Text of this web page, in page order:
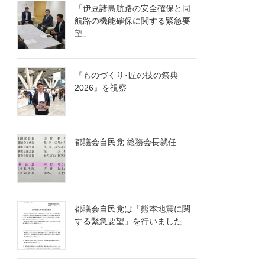
「伊豆諸島航路の安全確保と同
航路の機能確保に関する緊急要
望」
『ものづくり･匠の技の祭典
2026』を視察
都議会自民党 総務会長就任
都議会自民党は「熊本地震に関
する緊急要望」を行いました